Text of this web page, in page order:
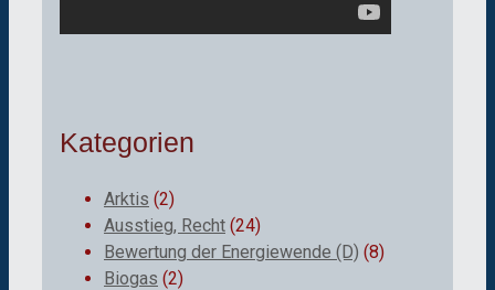
Kategorien
Arktis (2)
Ausstieg, Recht (24)
Bewertung der Energiewende (D) (8)
Biogas (2)